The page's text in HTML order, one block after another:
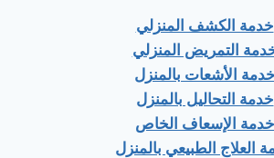
خدمة الكشف المنزلي
التمريض المنزلي
خدمة الأشعات بالمنزل
خدمة التحاليل بالمنزل
خدمة الإسعاف الخاص
العلاج الطبيعي بالمنزل